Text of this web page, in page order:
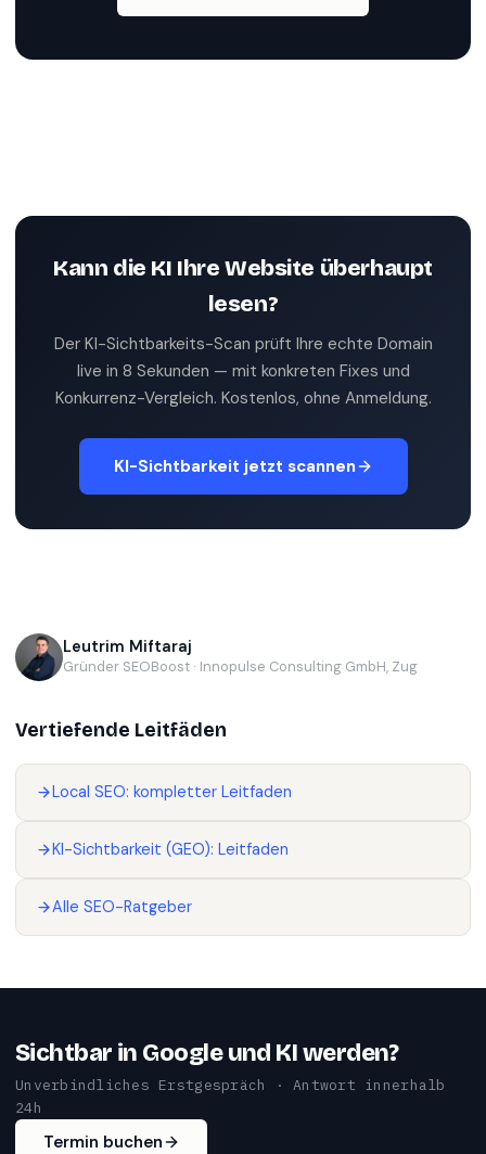
Kann die KI Ihre Website überhaupt
lesen?
Der KI-Sichtbarkeits-Scan prüft Ihre echte Domain
live in 8 Sekunden — mit konkreten Fixes und
Konkurrenz-Vergleich. Kostenlos, ohne Anmeldung.
KI-Sichtbarkeit jetzt scannen
Leutrim Miftaraj
Gründer SEOBoost · Innopulse Consulting GmbH, Zug
Vertiefende Leitfäden
Local SEO: kompletter Leitfaden
KI-Sichtbarkeit (GEO): Leitfaden
Alle SEO-Ratgeber
Sichtbar in Google und KI werden?
Unverbindliches Erstgespräch · Antwort innerhalb
24h
Termin buchen